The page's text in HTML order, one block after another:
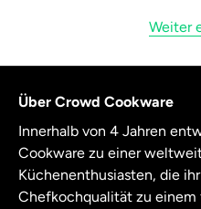
Weiter
Über Crowd Cookware
Innerhalb von 4 Jahren
Cookware zu einer
Küchenenthusiasten, die
Chefkochqualität zu einem